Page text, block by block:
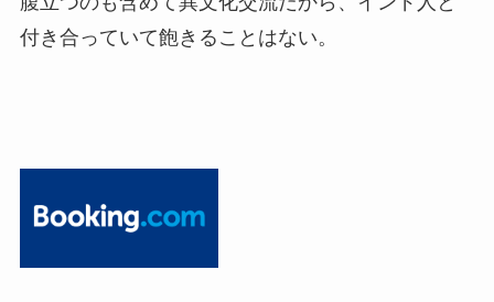
付き合っていて飽きることはない。